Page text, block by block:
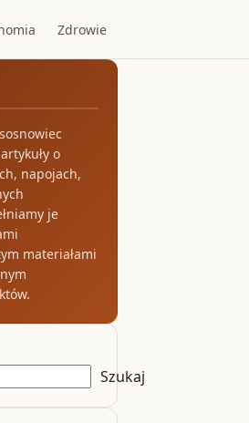
Zdrowie
o
napojach,
je
materiałami
Szukaj